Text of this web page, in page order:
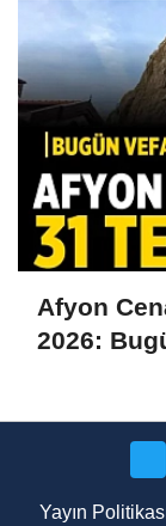
Afyon
2026:
Yayın